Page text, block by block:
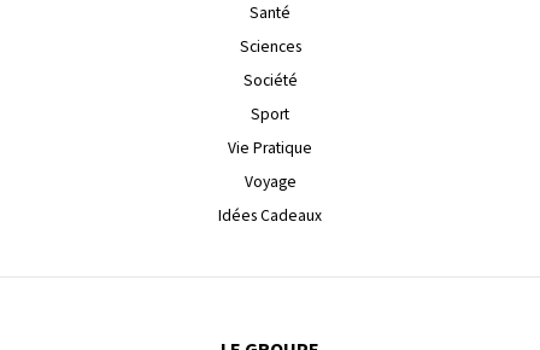
Santé
Sciences
Société
Sport
Vie Pratique
Voyage
Idées Cadeaux